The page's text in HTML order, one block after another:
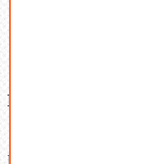
Латунный и
Ваша корзина
В корзине нет товаров.